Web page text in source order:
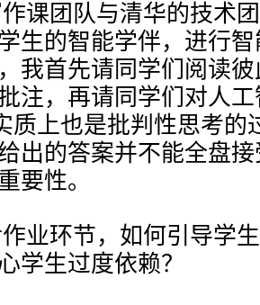
课团队与清华的技术
生的智能学伴，进行
我首先请同学们阅读
注，再请同学们对人
质上也是批判性思考的
出的答案并不能全盘
要性。
业环节，如何引导学
学生过度依赖？